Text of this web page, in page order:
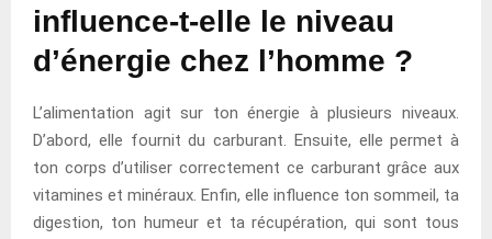
influence-t-elle le niveau
d’énergie chez l’homme ?
L’alimentation agit sur ton énergie à plusieurs niveaux.
D’abord, elle fournit du carburant. Ensuite, elle permet à
ton corps d’utiliser correctement ce carburant grâce aux
vitamines et minéraux. Enfin, elle influence ton sommeil, ta
digestion, ton humeur et ta récupération, qui sont tous